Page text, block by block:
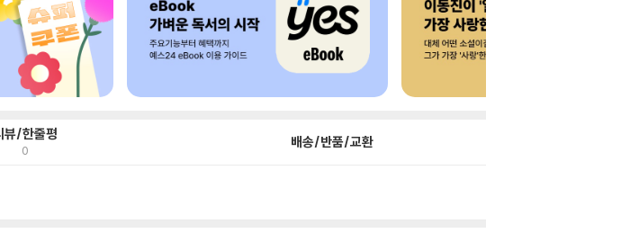
뷰/한줄평
0 배송/반품/교환